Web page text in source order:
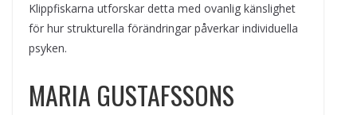
Klippfiskarna utforskar detta med ovanlig känslighet
för hur strukturella förändringar påverkar individuella
psyken.
MARIA GUSTAFSSONS